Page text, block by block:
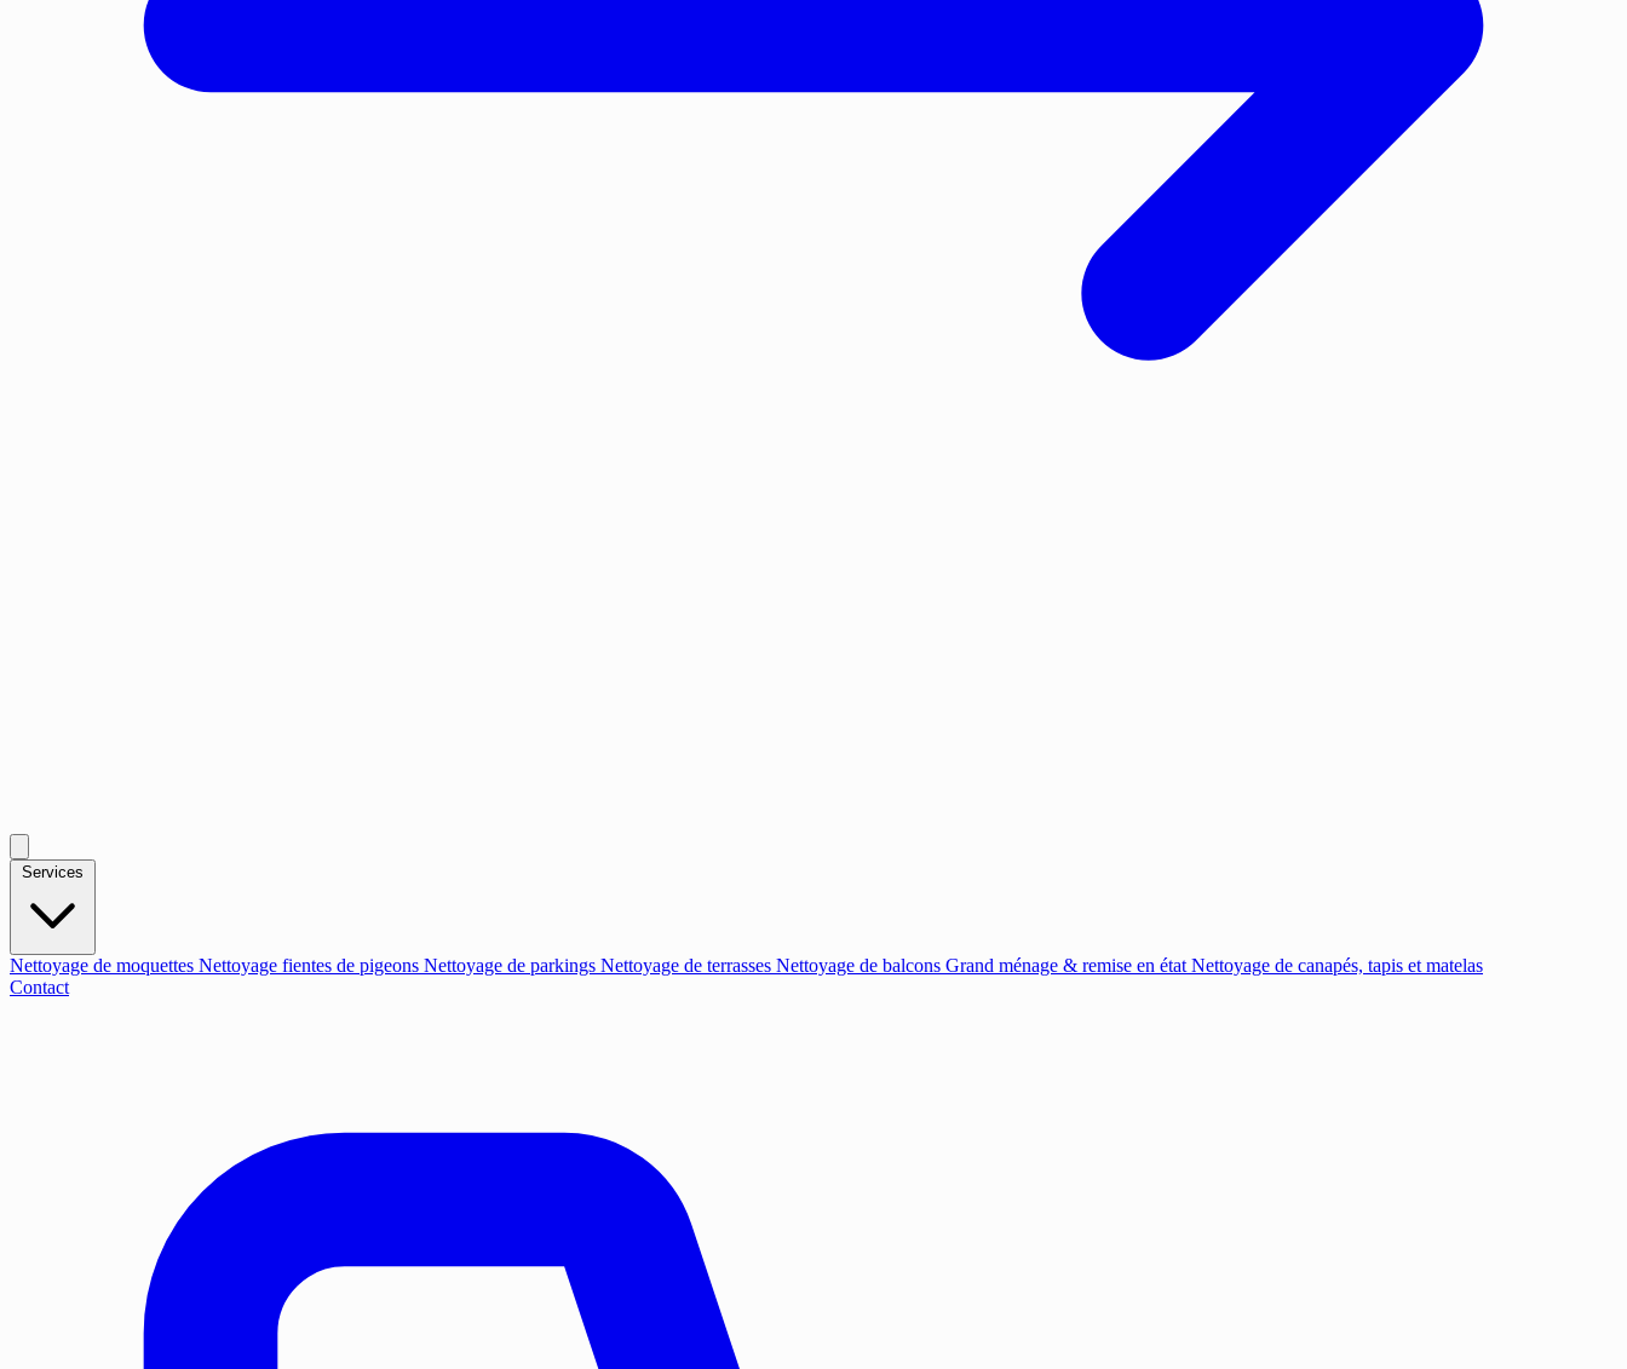
Nettoyage de moquettes Nettoyage fientes de pigeons Nettoyage de parkings Nettoyage de terrasses Nettoyage de balcons Grand ménage & remise en état Nettoyage de canapés, tapis et matelas
Contact